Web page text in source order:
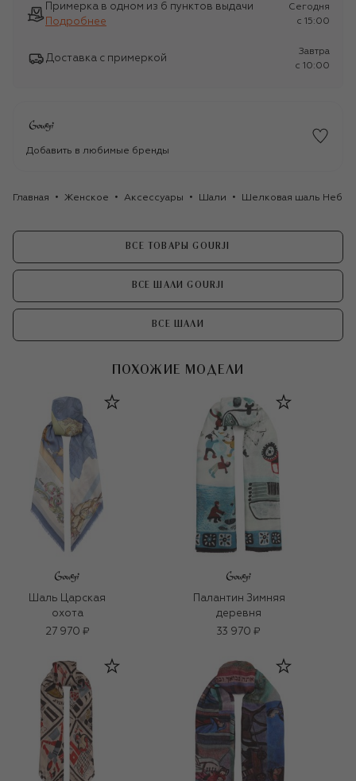
Примерка в одном из 6 пунктов выдачи
Подробнее
Сегодня
c 15:00
Доставка с примеркой
Завтра
c 10:00
Добавить в любимые бренды
Главная Женское Аксессуары Шали Шелковая шаль
ВСЕ ТОВАРЫ GOURJI
ВСЕ ШАЛИ GOURJI
ВСЕ ШАЛИ
ПОХОЖИЕ МОДЕЛИ
Шаль Царская
охота
27 970 ₽
Палантин Зимняя
деревня
33 970 ₽